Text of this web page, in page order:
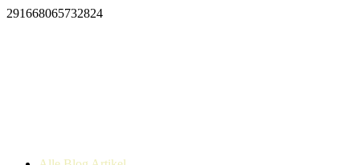
291668065732824